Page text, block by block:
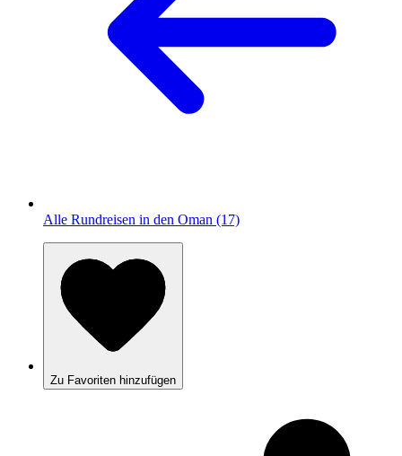
Alle Rundreisen in den Oman (17)
Zu Favoriten hinzufügen